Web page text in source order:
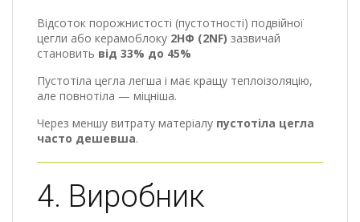
Відсоток порожнистості (пустотності) подвійної
цегли або керамоблоку 2НФ (2NF) зазвичай
становить від 33% до 45%
Пустотіла цегла легша і має кращу теплоізоляцію,
але повнотіла — міцніша.
Через меншу витрату матеріалу пустотіла цегла
часто дешевша.
4. Виробник